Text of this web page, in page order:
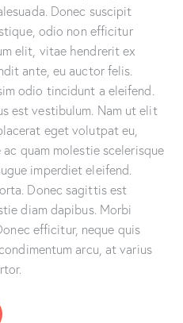
Donec suscipit
odio non efficitur
elit, vitae hendrerit ex
ante, eu auctor felis.
odio tincidunt a eleifend.
est vestibulum. Nam ut elit
eget volutpat eu,
quam molestie scelerisque
imperdiet eleifend.
Donec sagittis est
diam dapibus. Morbi
efficitur, neque quis
arcu, at varius